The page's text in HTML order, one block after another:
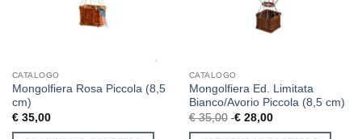
CATALOGO
Mongolfiera Rosa Piccola (8,5
cm)
€35,00
CATALOGO
Mongolfiera Ed. Limitata
Bianco/Avorio Piccola (8,5 cm)
€35,00 €28,00